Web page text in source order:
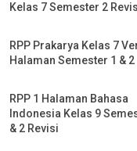
Kelas 7 Semester 2
RPP Prakarya Kelas 7
Halaman Semester 1 & 2
RPP 1 Halaman Bahasa
Indonesia Kelas 9
& 2 Revisi